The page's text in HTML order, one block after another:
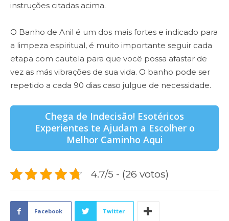
instruções citadas acima.
O Banho de Anil é um dos mais fortes e indicado para
a limpeza espiritual, é muito importante seguir cada
etapa com cautela para que você possa afastar de
vez as más vibrações de sua vida. O banho pode ser
repetido a cada 90 dias caso julgue de necessidade.
Chega de Indecisão! Esotéricos
Experientes te Ajudam a Escolher o
Melhor Caminho Aqui
4.7/5 - (26 votos)
Facebook Twitter